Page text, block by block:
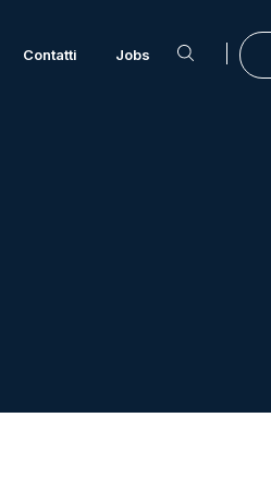
Contatti Jobs